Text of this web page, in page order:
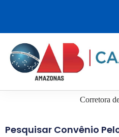
Corretora
Pesquisar Convênio